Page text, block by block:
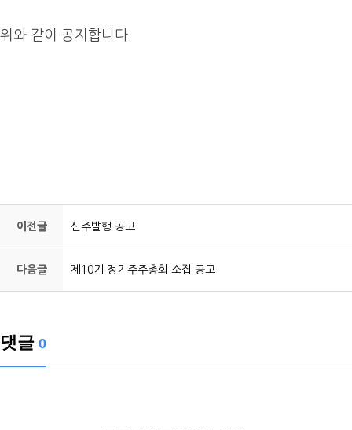
위와 같이 공지합니다.
이전글 신주발행 공고
다음글 제10기 정기주주총회 소집 공고
댓글 0